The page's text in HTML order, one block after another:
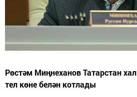
Рөстәм Миңнеханов Татарстан
тел көне белән котлады